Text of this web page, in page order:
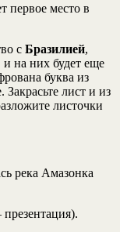
первое место в
с Бразилией,
на них будет еще
буква из
лист и из
листочки
река Амазонка